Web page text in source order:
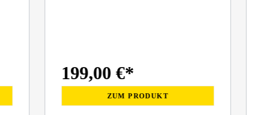
199,00 €*
ZUM PRODUKT